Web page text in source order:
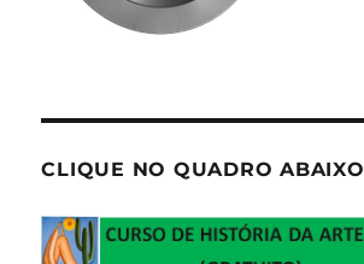
CLIQUE NO QUADRO ABAIXO